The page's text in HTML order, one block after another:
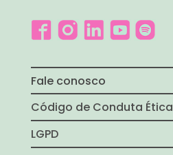
Fale conosco
Código de Conduta Ética
LGPD